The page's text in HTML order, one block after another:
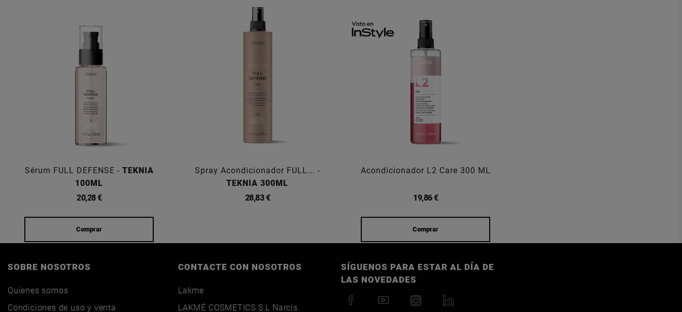
Sérum FULL DEFENSE - TEKNIA
100ML
20,28 €
Comprar
Spray Acondicionador FULL... -
TEKNIA 300ML
28,83 €
Acondicionador L2 Care 300 ML
19,86 €
Comprar
SOBRE NOSOTROS
Quienes somos
Condiciones de uso y venta
CONTACTE CON NOSOTROS
Lakme
LAKMÉ COSMETICS S.L Narcís
SÍGUENOS PARA ESTAR AL DÍA DE
LAS NOVEDADES